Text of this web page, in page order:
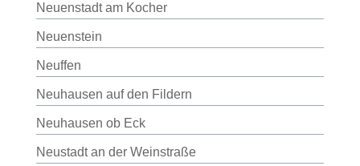
Neuenstadt am Kocher
Neuenstein
Neuffen
Neuhausen auf den Fildern
Neuhausen ob Eck
Neustadt an der Weinstraße